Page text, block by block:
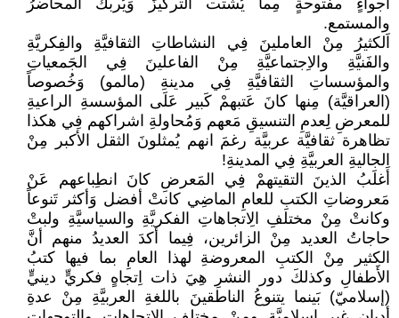
أجواءٍ مفتوحةٍ مِما يُشتت التركيزَ وَيُربكُ المحاضرُ
والمستمع.
اَلكثيرُ مِنْ العاملينَ فِي النشاطاتِ الثقافيَّةِ والفِكريَّةِ
والفَنيَّةِ والاِجتماعيَّةِ مِنْ الفاعلينَ فِي الجَمعياتِ
والمؤسساتِ الثقافيَّةِ فِي مدينةِ (مالمو) وَخُصوصاً
(العراقيَّة) مِنها كانَ عَتبهمْ كَبير عَلَى المؤسسةِ الراعيةِ
للمعرضِ لِعدمِ التنسيقِ مَعهم وَمُحاولةِ اشراكهم فِي هكذا
تظاهرة ثقافيَّة عربيَّة رغمَ انهم يُمثلونَ الثقل الأكبر مِنْ
الجاليةِ العربيَّةِ فِي المدينةِ!
أَغلَبُ الذينَ التقيتهمْ فِي المَعرضِ كانَ انطِباعهم عَنْ
مَعروضاتِ الكتبِ للعامِ الماضِي كانتْ أفضل وَأكثر تَنوعاً
وكانتْ مِنْ مختلفِ الِاتجاهاتِ الفكريَّةِ والسياسيَّةِ ولبتْ
حاجاتُ العديد مِنْ الزائرين، فِيما أكدَ العديدُ منهم أنَّ
الكثير مِنْ الكتبِ المعروضةِ لهذا العامِ بما فيها كتبُ
الأَطفالِ وكذلكَ دور النشرِ هِيَ ذات اِتجاهٍ فكريٍّ دينيٍّ
(إسلاميّ) بَينما يتنوعُ الناطقينَ باللغةِ العربيَّةِ مِنْ عدةِ